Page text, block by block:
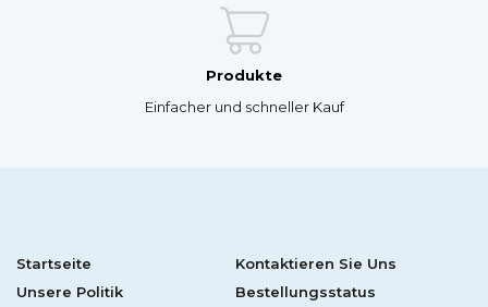
Produkte
Einfacher und schneller Kauf
Startseite
Kontaktieren Sie Uns
Unsere Politik
Bestellungsstatus